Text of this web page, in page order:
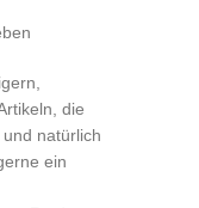
die
und natürlich
ein